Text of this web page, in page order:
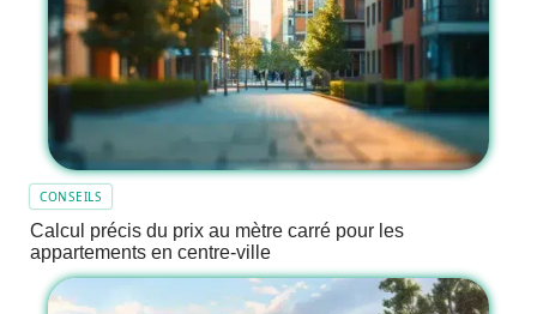
CONSEILS
Calcul précis du prix au mètre carré pour les
appartements en centre-ville